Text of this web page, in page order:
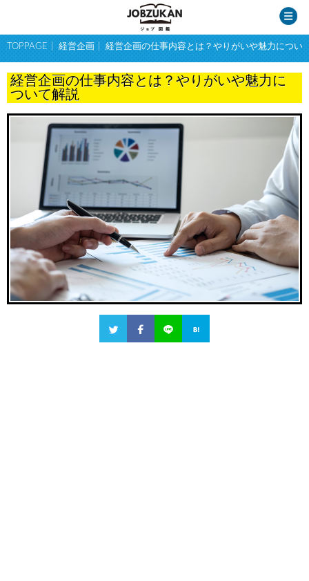
TOPPAGE 経営企画 経営企画の仕事内容とは？やりがいや魅力につい
経営企画の仕事内容とは？やりがいや魅力に
ついて解説